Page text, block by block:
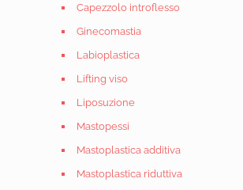
Capezzolo introflesso
Ginecomastia
Labioplastica
Lifting viso
Liposuzione
Mastopessi
Mastoplastica additiva
Mastoplastica riduttiva